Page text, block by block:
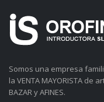
Somos una empresa
la VENTA MAYORISTA de
BAZAR y AFINES.